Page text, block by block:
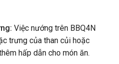
Việc nướng trên BBQ4N
trưng của than củi hoặc
hấp dẫn cho món ăn.